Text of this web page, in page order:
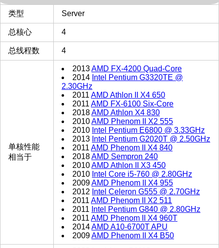
类型 Server
总核心 4
总线程数 4
单核性能
相当于
2013AMD FX-4200 Quad-Core
2014 Intel Pentium G3320TE @
2.30GHz
2011AMD Athlon II X4 650
2011AMD FX-6100 Six-Core
2018AMD Athlon X4 830
2010AMD Phenom II X2 555
2010 Intel Pentium E6800 @ 3.33GHz
2013 Intel Pentium G2020T @ 2.50GHz
2011AMD Phenom II X4 840
2018AMD Sempron 240
2010AMD Athlon II X3 450
2010 Intel Core i5-760 @ 2.80GHz
2009AMD Phenom II X4 955
2012 Intel Celeron G555 @ 2.70GHz
2011AMD Phenom II X2 511
2011 Intel Pentium G840 @ 2.80GHz
2011AMD Phenom II X4 960T
2014AMD A10-6700T APU
2009AMD Phenom II X4 B50